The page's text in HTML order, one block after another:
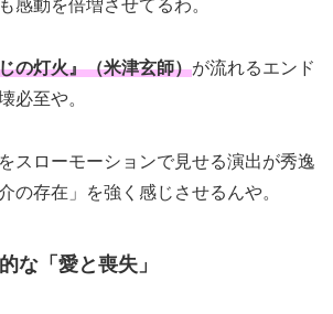
感動を倍増させてるわ。
の灯火』（米津玄師）が流れるエンド
必至や。
スローモーションで見せる演出が秀逸
の存在」を強く感じさせるんや。
な「愛と喪失」